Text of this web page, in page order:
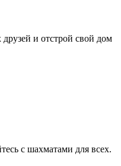
и отстрой свой дом
с шахматами для всех.